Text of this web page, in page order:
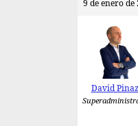
9 de enero de
David